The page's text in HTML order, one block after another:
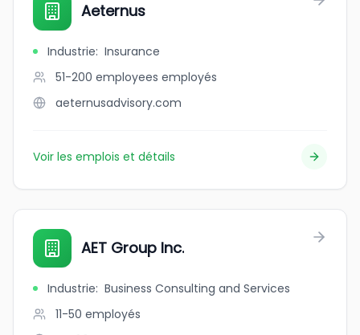
Aeternus
Industrie: Insurance
51-200 employees employés
aeternusadvisory.com
Voir les emplois et détails
AET Group Inc.
Industrie: Business Consulting and Services
11-50 employés